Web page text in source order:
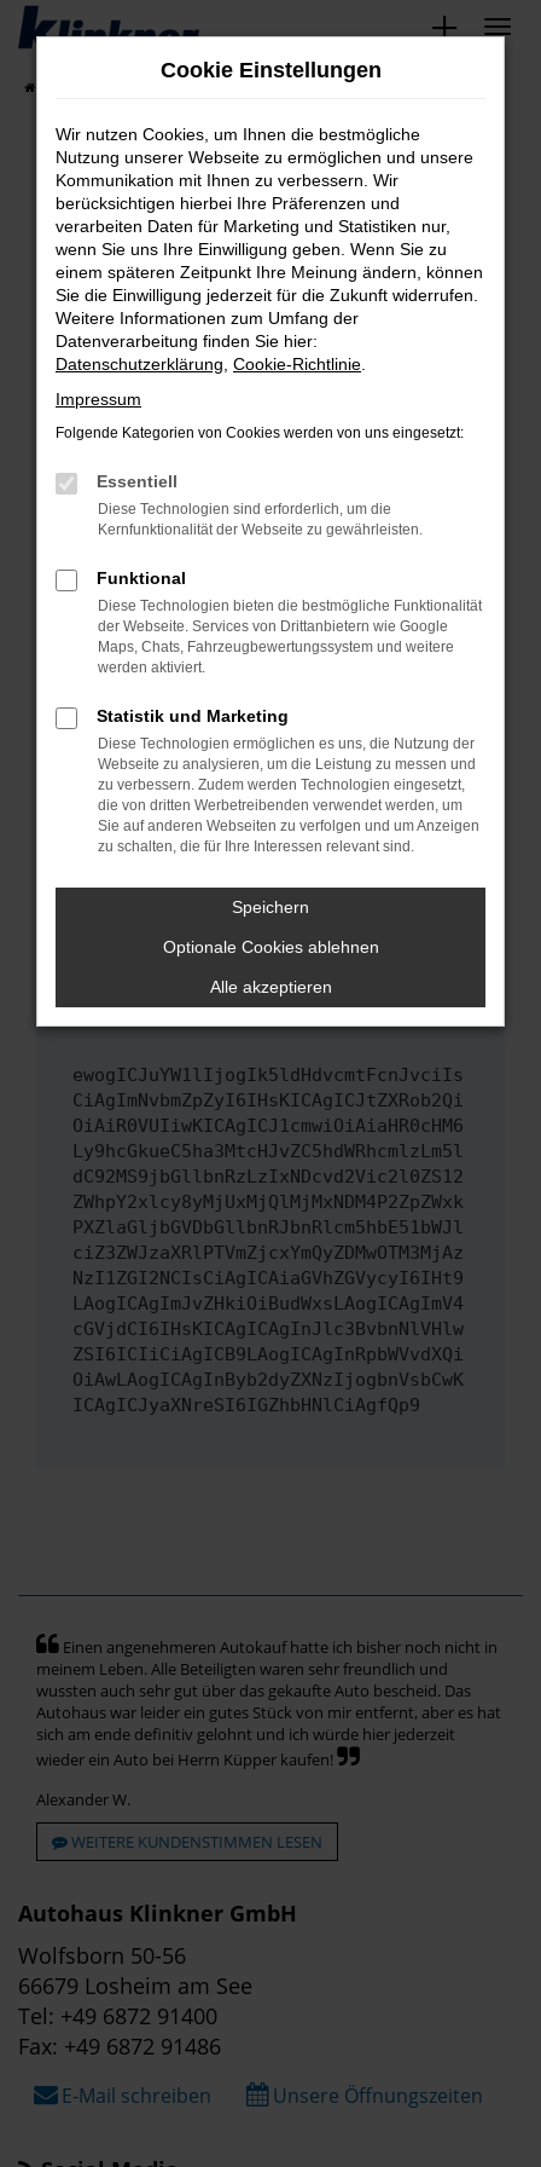
Zum
springen
Fehler: Network Error
Beim Laden ist ein Fehler aufgetreten.
Hier sind ein paar Tipps, die dir helfen können:
Überprüfe deine Firewall und deine
Internetverbindung.
Laden andere Webseiten, zum Beispiel deine
Suchmaschine?
Prüfe deine Browsererweiterungen.
können das Laden bestimmter Seiten
verhindern. Funktioniert die Seite in einem
anderen Browser oder in einem privaten
Starte dein Gerät neu.
Das kann manchmal helfen, vorübergehende
Probleme zu beheben.
Betriebssystem auf dem neuesten Stand
sind.
Veraltete Software birgt nicht nur ein
Sicherheitsrisiko, sondern kann auch dazu
führen, dass bestimmte Funktionen nicht mehr
unterstützt werden.
Wende dich an den Webseitenbetreiber.
Wenn du alle oben genannten Schritte versucht
hast, kontaktiere uns bitte. Wir werden
versuchen, das Problem zu beheben. Du kannst
uns diesen Text schicken, um uns bei der
ewogICJuYW1lIjogIk5ldHdvcmtFcnJvciIs
CiAgImNvbmZpZyI6IHsKICAgICJtZXRob2Qi
OiAiR0VUIiwKICAgICJ1cmwiOiAiaHR0cHM6
Ly9hcGkueC5ha3MtcHJvZC5hdWRhcmlzLm5l
dC92MS9jbGllbnRzLzIxNDcvd2Vic2l0ZS12
ZWhpY2xlcy8yMjUxMjQlMjMxNDM4P2ZpZWxk
PXZlaGljbGVDbGllbnRJbnRlcm5hbE51bWJl
ciZ3ZWJzaXRlPTVmZjcxYmQyZDMwOTM3MjAz
NzI1ZGI2NCIsCiAgICAiaGVhZGVycyI6IHt9
LAogICAgImJvZHkiOiBudWxsLAogICAgImV4
cGVjdCI6IHsKICAgICAgInJlc3BvbnNlVHlw
ZSI6ICIiCiAgICB9LAogICAgInRpbWVvdXQi
OiAwLAogICAgInByb2dyZXNzIjogbnVsbCwK
ICAgICJyaXNreSI6IGZhbHNlCiAgfQp9
Einen angenehmeren Autokauf hatte ich bisher noch nicht in
meinem Leben. Alle Beteiligten waren sehr freundlich und
wussten auch sehr gut über das gekaufte Auto bescheid. Das
Autohaus war leider ein gutes Stück von mir entfernt, aber es hat
sich am ende definitiv gelohnt und ich würde hier jederzeit
wieder ein Auto bei Herrn Küpper kaufen!
Alexander W.
WEITERE KUNDENSTIMMEN LESEN
Autohaus Klinkner GmbH
Wolfsborn 50-56
66679 Losheim am See
Tel: +49 6872 91400
Fax: +49 6872 91486
E-Mail schreiben Unsere Öffnungszeiten
Cookie Einstellungen
Wir nutzen Cookies, um Ihnen die bestmögliche
Nutzung unserer Webseite zu ermöglichen und unsere
Kommunikation mit Ihnen zu verbessern. Wir
berücksichtigen hierbei Ihre Präferenzen und
verarbeiten Daten für Marketing und Statistiken nur,
wenn Sie uns Ihre Einwilligung geben. Wenn Sie zu
einem späteren Zeitpunkt Ihre Meinung ändern, können
Sie die Einwilligung jederzeit für die Zukunft widerrufen.
Weitere Informationen zum Umfang der
Datenverarbeitung finden Sie hier:
Datenschutzerklärung Cookie-Richtlinie
Impressum
Folgende Kategorien von Cookies werden von uns eingesetzt:
Essentiell
Diese Technologien sind erforderlich, um die
Kernfunktionalität der Webseite zu gewährleisten.
Funktional
Diese Technologien bieten die bestmögliche Funktionalität
der Webseite. Services von Drittanbietern wie Google
Maps, Chats, Fahrzeugbewertungssystem und weitere
werden aktiviert.
Statistik und Marketing
Diese Technologien ermöglichen es uns, die Nutzung der
Webseite zu analysieren, um die Leistung zu messen und
zu verbessern. Zudem werden Technologien eingesetzt,
die von dritten Werbetreibenden verwendet werden, um
Sie auf anderen Webseiten zu verfolgen und um Anzeigen
zu schalten, die für Ihre Interessen relevant sind.
Speichern
Optionale Cookies ablehnen
Alle akzeptieren